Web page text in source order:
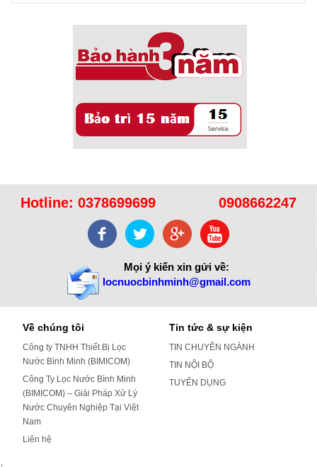
Sử dụng năng lượng mặt trời để xử lý ...
Hướng dẫn lựa chọn máy lọc nước Gia ...
21/10/2021
Hướng dẫn lựa chọn máy lọc nước Gia ...
Ô nhiễm nguồn nước và vấn đề sức khỏe
Sử dụng năng lượng mặt trời để xử lý ...
16/10/2021
Sử dụng năng lượng mặt trời để xử lý ...
Hotline: 0378699699 0908662247
Mọi ý kiến xin gửi về:
locnuocbinhminh@gmail.com
Về chúng tôi
Công ty TNHH Thiết Bị Lọc
Nước Bình Minh (BIMICOM)
Công Ty Lọc Nước Bình Minh
(BIMICOM) – Giải Pháp Xử Lý
Nước Chuyên Nghiệp Tại Việt
Nam
Liên hệ
Tin tức & sự kiện
TIN CHUYÊN NGÀNH
TIN NỘI BỘ
TUYỂN DỤNG